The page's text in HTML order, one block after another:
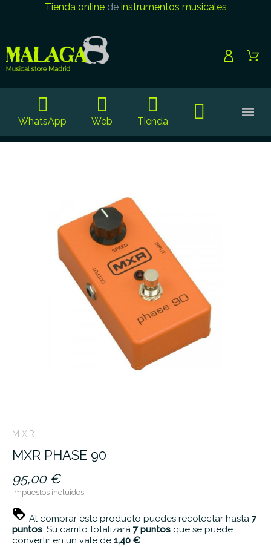
Tienda onlinede instrumentos musicales
WhatsApp Web Tienda
MXR
MXR PHASE 90
95,00 €
Impuestos incluidos
Al comprar este producto puedes recolectar hasta 7
puntos. Su carrito totalizará 7puntos que se puede
convertir en un vale de 1,40 €.